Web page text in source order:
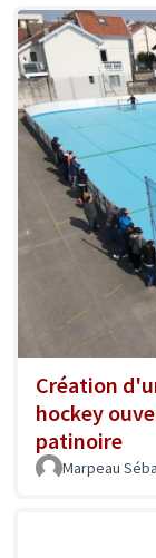
Création
hockey
patinoire
Marpeau